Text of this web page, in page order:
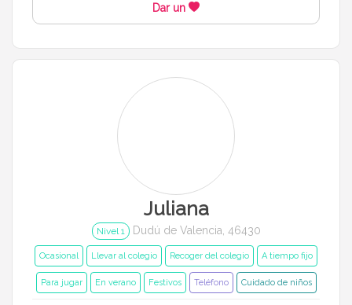
Dar un
Juliana
Nivel 1 Dudú de Valencia, 46430
Ocasional Llevar al colegio Recoger del colegio A tiempo fijo
Para jugar En verano Festivos Teléfono Cuidado de niños